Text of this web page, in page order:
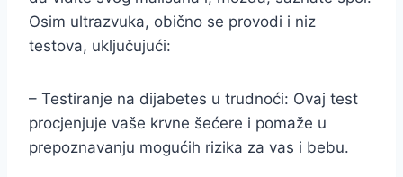
Osim ultrazvuka, obično se provodi i niz
testova, uključujući:
– Testiranje na dijabetes u trudnoći: Ovaj test
procjenjuje vaše krvne šećere i pomaže u
prepoznavanju mogućih rizika za vas i bebu.